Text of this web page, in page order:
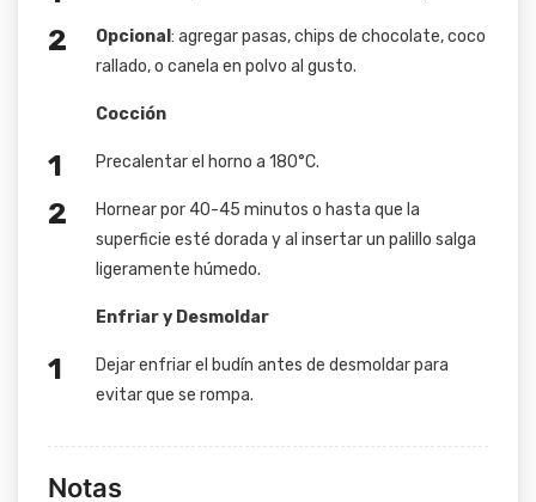
Opcional : agregar pasas, chips de chocolate, coco
rallado, o canela en polvo al gusto.
Cocción
Precalentar el horno a 180°C.
Hornear por 40-45 minutos o hasta que la
superficie esté dorada y al insertar un palillo salga
ligeramente húmedo.
Enfriar y Desmoldar
Dejar enfriar el budín antes de desmoldar para
evitar que se rompa.
Notas